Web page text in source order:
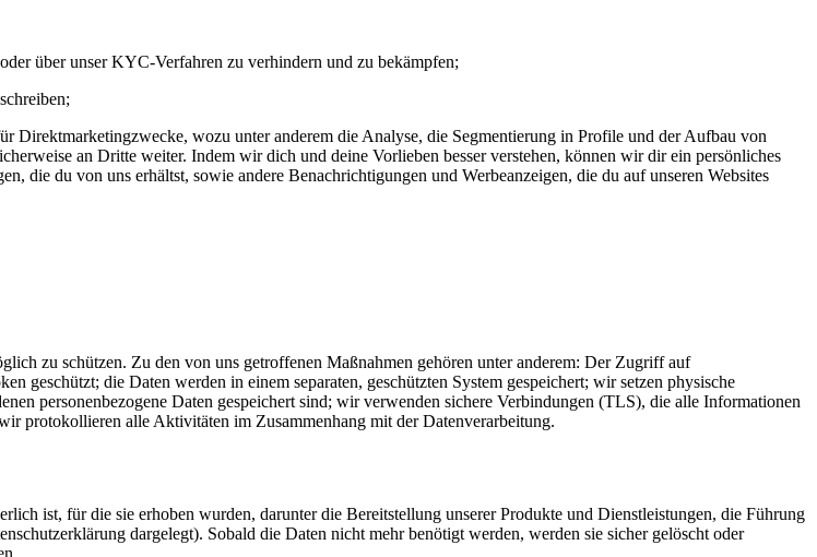
über unser KYC-Verfahren zu verhindern und zu bekämpfen;
Direktmarketingzwecke, wozu unter anderem die Analyse, die Segmentierung in Profile und der Aufbau von
an Dritte weiter. Indem wir dich und deine Vorlieben besser verstehen, können wir dir ein persönliches
die du von uns erhältst, sowie andere Benachrichtigungen und Werbeanzeigen, die du auf unseren Websites
zu schützen. Zu den von uns getroffenen Maßnahmen gehören unter anderem: Der Zugriff auf
geschützt; die Daten werden in einem separaten, geschützten System gespeichert; wir setzen physische
personenbezogene Daten gespeichert sind; wir verwenden sichere Verbindungen (TLS), die alle Informationen
protokollieren alle Aktivitäten im Zusammenhang mit der Datenverarbeitung.
ist, für die sie erhoben wurden, darunter die Bereitstellung unserer Produkte und Dienstleistungen, die Führung
dargelegt). Sobald die Daten nicht mehr benötigt werden, werden sie sicher gelöscht oder